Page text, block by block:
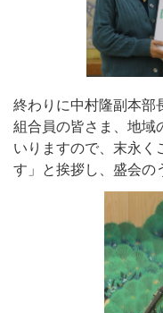
終わりに中村隆副本部
組合員の皆さま、地域
いりますので、末永く
す」と挨拶し、盛会の